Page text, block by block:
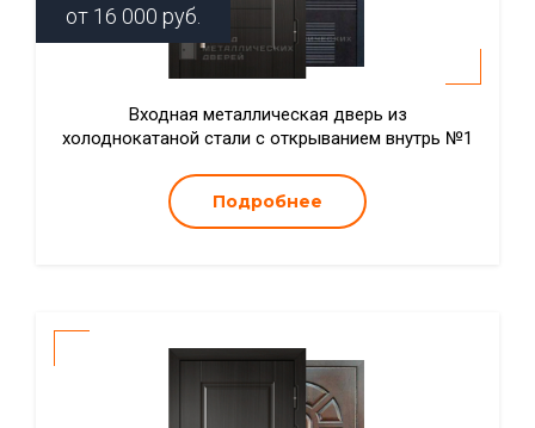
от 16 000 руб.
Входная металлическая дверь из
холоднокатаной стали с открыванием внутрь №1
Подробнее